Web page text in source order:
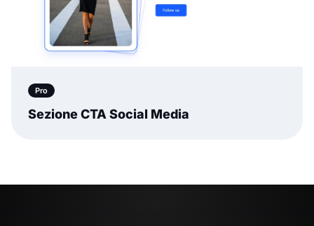
Pro
Sezione CTA Social Media